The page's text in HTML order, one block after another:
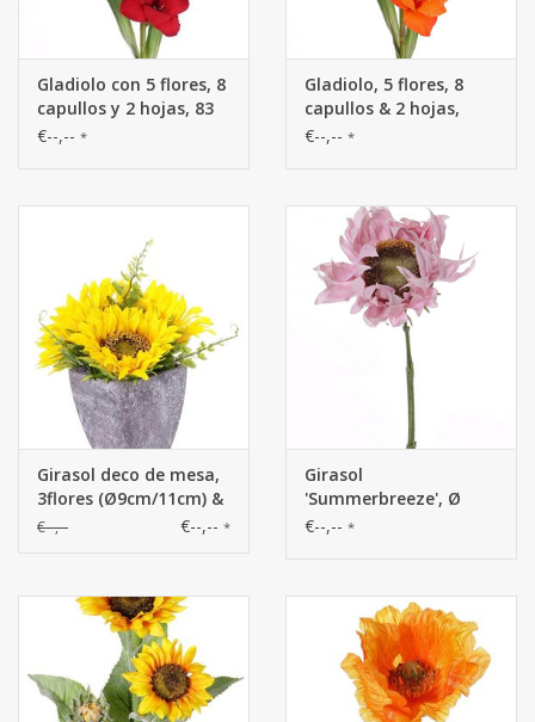
Gladiolo con 5 flores, 8
capullos y 2 hojas, 83
cm
€--,-- *
Gladiolo, 5 flores, 8
capullos & 2 hojas,
83cm
€--,-- *
Girasol deco de mesa,
3flores (Ø9cm/11cm) &
4 hojas, en maceta de
€--,-- €--,-- *
Girasol
'Summerbreeze', Ø
12cm, 58cm
€--,-- *